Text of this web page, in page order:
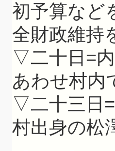
初予算など
全財政維持
▽二十日=
あわせ村内
▽二十三日
村出身の松